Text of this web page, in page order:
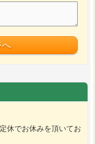
休でお休みを頂いてお